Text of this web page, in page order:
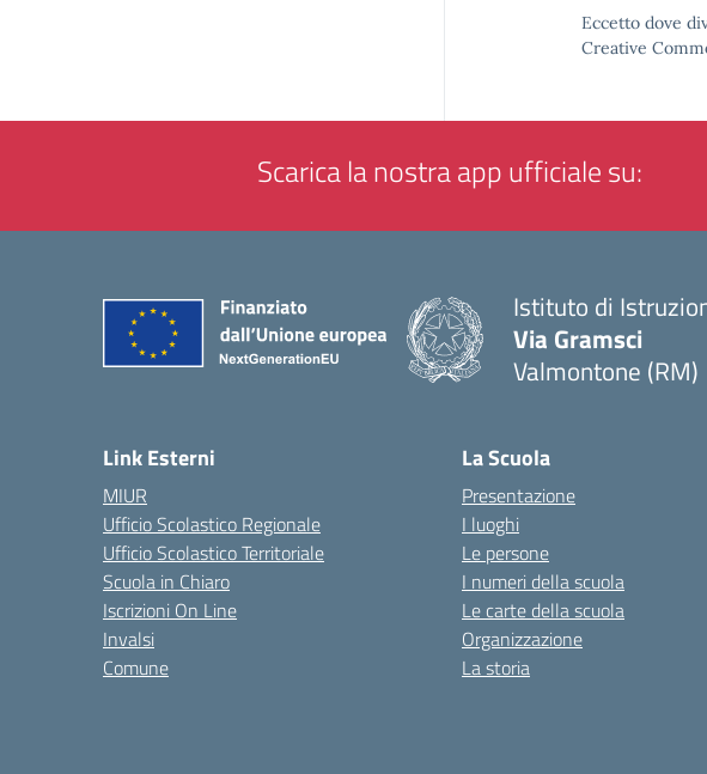
Eccetto dove
Creative
Scarica la nostra app ufficiale su:
Istituto di
Via Gramsci
Valmontone (RM)
Link Esterni
MIUR
Ufficio Scolastico Regionale
Ufficio Scolastico Territoriale
Scuola in Chiaro
Iscrizioni On Line
Invalsi
Comune
La Scuola
Presentazione
I luoghi
Le persone
I numeri della scuola
Le carte della scuola
Organizzazione
La storia